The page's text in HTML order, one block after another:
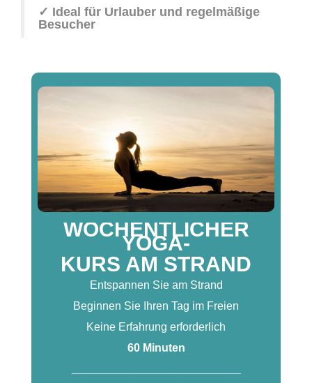
✓ Ideal für Urlauber und regelmäßige
Besucher
WÖCHENTLICHER
YOGA-
KURS AM STRAND
Entspannen Sie am Strand
Beginnen Sie Ihren Tag im Freien
Keine Erfahrung erforderlich
60 Minuten